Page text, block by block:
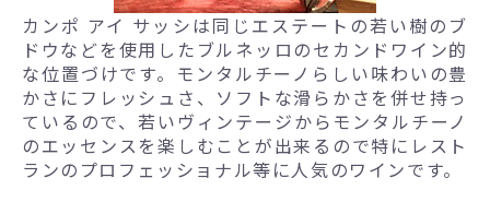
カンポ アイ サッシは同じエステートの若い樹のブ
ドウなどを使用したブルネッロのセカンドワイン的
な位置づけです。モンタルチーノらしい味わいの豊
かさにフレッシュさ、ソフトな滑らかさを併せ持っ
ているので、若いヴィンテージからモンタルチーノ
のエッセンスを楽しむことが出来るので特にレスト
ランのプロフェッショナル等に人気のワインです。